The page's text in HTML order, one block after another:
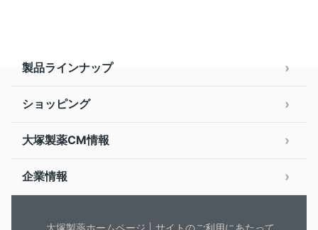
製品ラインナップ
ショッピング
大塚製薬CM情報
企業情報